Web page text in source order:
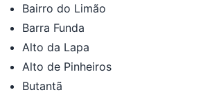
Bairro do Limão
Barra Funda
Alto da Lapa
Alto de Pinheiros
Butantã